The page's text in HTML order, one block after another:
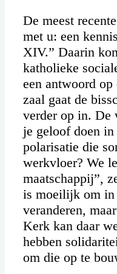
De meest
met u: een
XIV.” Daarin
katholieke
een antwoord
zaal gaat de
verder op in. De
je geloof doen
polarisatie die
werkvloer? We
maatschappij”,
is moeilijk om in
veranderen,
Kerk kan daar
hebben
om die op te